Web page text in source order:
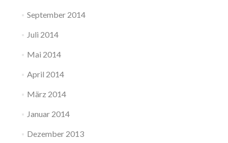
September 2014
Juli 2014
Mai 2014
April 2014
März 2014
Januar 2014
Dezember 2013